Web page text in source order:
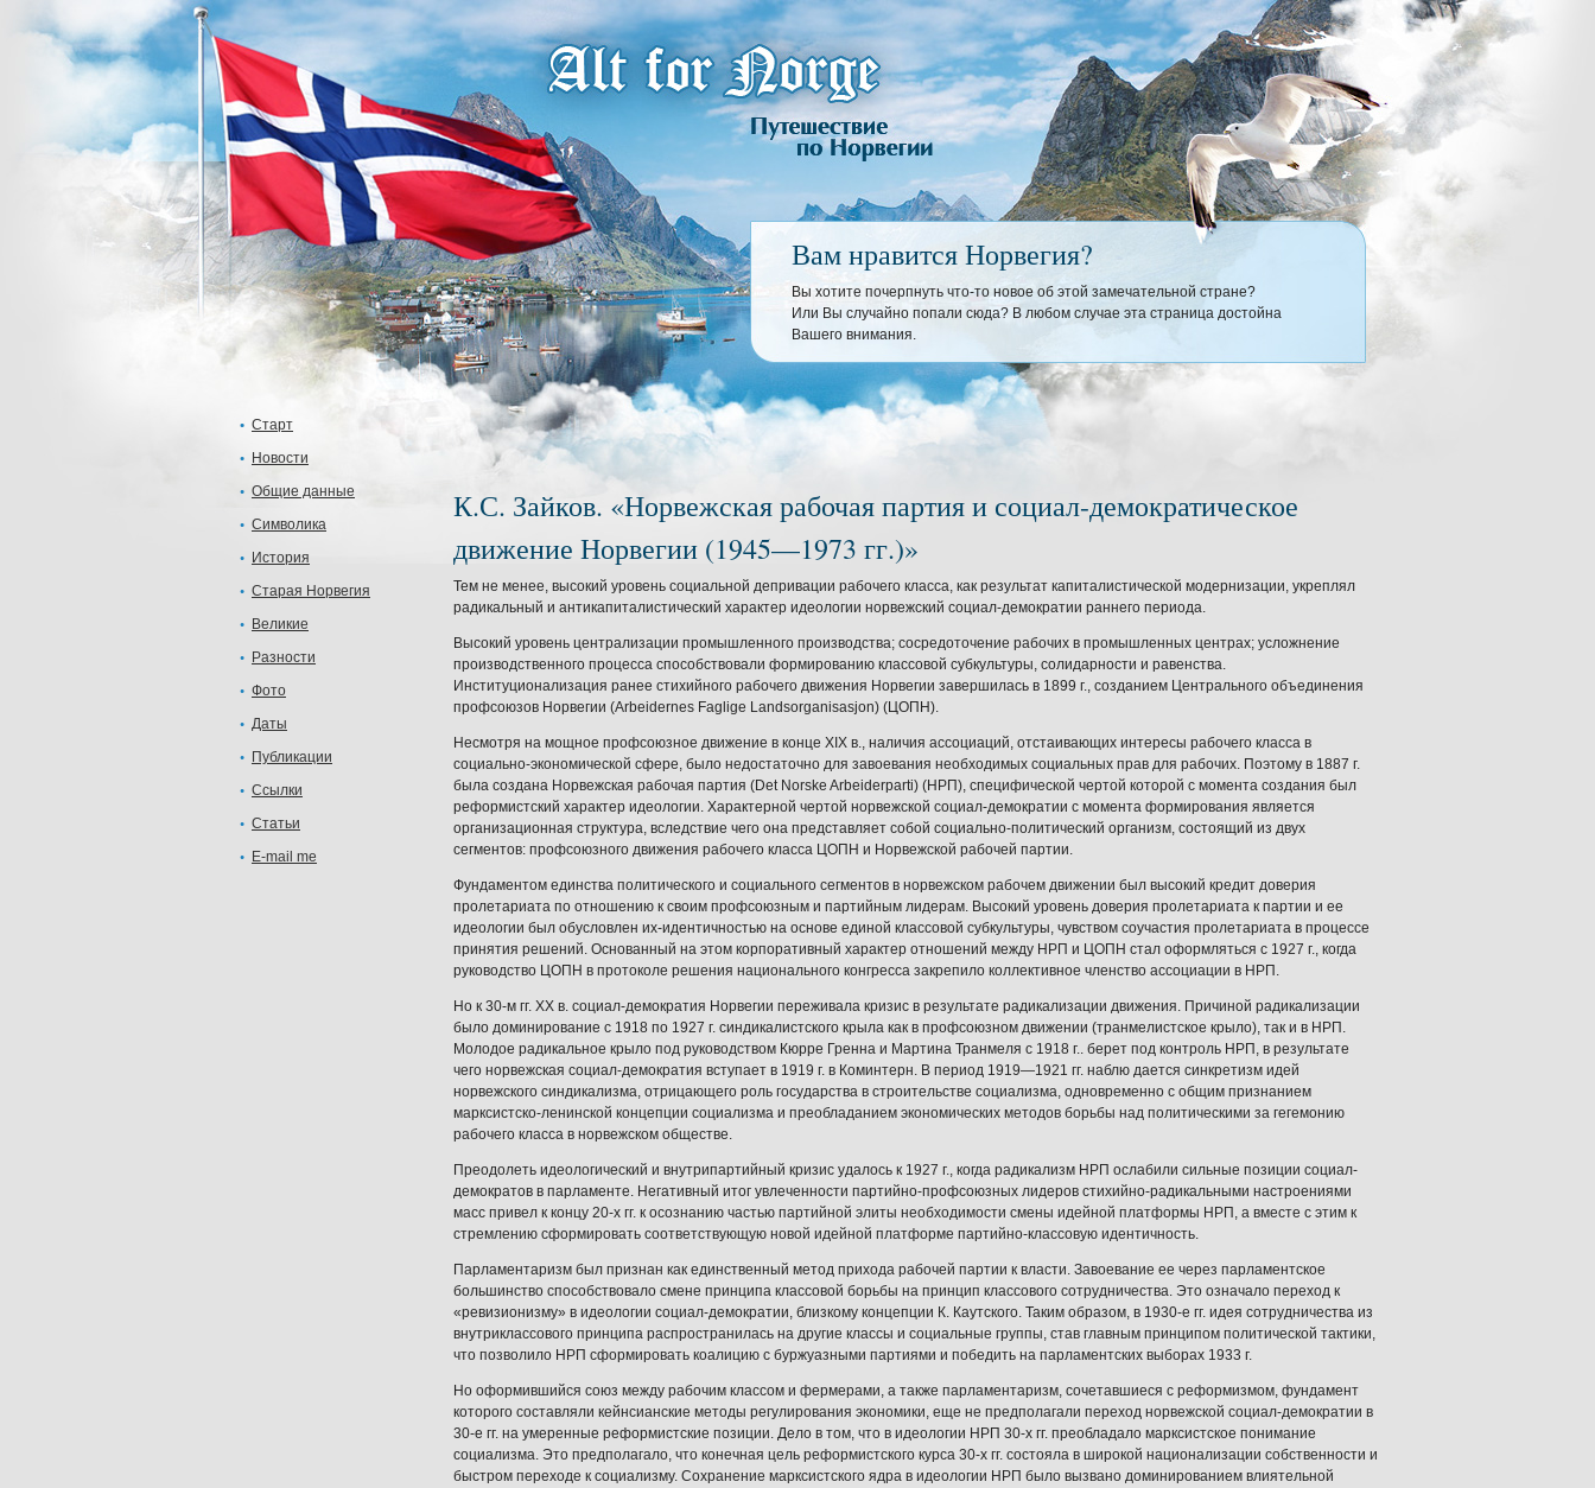
Вам нравится Норвегия?
Вы хотите почерпнуть что-то новое об этой замечательной стране?
Или Вы случайно попали сюда? В любом случае эта страница достойна
Вашего внимания.
Старт
Новости
Общие данные
Символика
История
Старая Норвегия
Великие
Разности
Фото
Даты
Публикации
Ссылки
Статьи
E-mail me
К.С. Зайков. «Норвежская рабочая партия и социал-демократическое
движение Норвегии (1945—1973 гг.)»
Тем не менее, высокий уровень социальной депривации рабочего класса, как результат капиталистической модернизации, укреплял
радикальный и антикапиталистический характер идеологии норвежский социал-демократии раннего периода.
Высокий уровень централизации промышленного производства; сосредоточение рабочих в промышленных центрах; усложнение
производственного процесса способствовали формированию классовой субкультуры, солидарности и равенства.
Институционализация ранее стихийного рабочего движения Норвегии завершилась в 1899 г., созданием Центрального объединения
профсоюзов Норвегии (Arbeidernes Faglige Landsorganisasjon) (ЦОПН).
Несмотря на мощное профсоюзное движение в конце XIX в., наличия ассоциаций, отстаивающих интересы рабочего класса в
социально-экономической сфере, было недостаточно для завоевания необходимых социальных прав для рабочих. Поэтому в 1887 г.
была создана Норвежская рабочая партия (Det Norske Arbeiderparti) (НРП), специфической чертой которой с момента создания был
реформистский характер идеологии. Характерной чертой норвежской социал-демократии с момента формирования является
организационная структура, вследствие чего она представляет собой социально-политический организм, состоящий из двух
сегментов: профсоюзного движения рабочего класса ЦОПН и Норвежской рабочей партии.
Фундаментом единства политического и социального сегментов в норвежском рабочем движении был высокий кредит доверия
пролетариата по отношению к своим профсоюзным и партийным лидерам. Высокий уровень доверия пролетариата к партии и ее
идеологии был обусловлен их-идентичностью на основе единой классовой субкультуры, чувством соучастия пролетариата в процессе
принятия решений. Основанный на этом корпоративный характер отношений между НРП и ЦОПН стал оформляться с 1927 г., когда
руководство ЦОПН в протоколе решения национального конгресса закрепило коллективное членство ассоциации в НРП.
Но к 30-м гг. XX в. социал-демократия Норвегии переживала кризис в результате радикализации движения. Причиной радикализации
было доминирование с 1918 по 1927 г. синдикалистского крыла как в профсоюзном движении (транмелистское крыло), так и в НРП.
Молодое радикальное крыло под руководством Кюрре Гренна и Мартина Транмеля с 1918 г.. берет под контроль НРП, в результате
чего норвежская социал-демократия вступает в 1919 г. в Коминтерн. В период 1919—1921 гг. наблю дается синкретизм идей
норвежского синдикализма, отрицающего роль государства в строительстве социализма, одновременно с общим признанием
марксистско-ленинской концепции социализма и преобладанием экономических методов борьбы над политическими за гегемонию
рабочего класса в норвежском обществе.
Преодолеть идеологический и внутрипартийный кризис удалось к 1927 г., когда радикализм НРП ослабили сильные позиции социал-
демократов в парламенте. Негативный итог увлеченности партийно-профсоюзных лидеров стихийно-радикальными настроениями
масс привел к концу 20-х гг. к осознанию частью партийной элиты необходимости смены идейной платформы НРП, а вместе с этим к
стремлению сформировать соответствующую новой идейной платформе партийно-классовую идентичность.
Парламентаризм был признан как единственный метод прихода рабочей партии к власти. Завоевание ее через парламентское
большинство способствовало смене принципа классовой борьбы на принцип классового сотрудничества. Это означало переход к
«ревизионизму» в идеологии социал-демократии, близкому концепции К. Каутского. Таким образом, в 1930-е гг. идея сотрудничества из
внутриклассового принципа распространилась на другие классы и социальные группы, став главным принципом политической тактики,
что позволило НРП сформировать коалицию с буржуазными партиями и победить на парламентских выборах 1933 г.
Но оформившийся союз между рабочим классом и фермерами, а также парламентаризм, сочетавшиеся с реформизмом, фундамент
которого составляли кейнсианские методы регулирования экономики, еще не предполагали переход норвежской социал-демократии в
30-е гг. на умеренные реформистские позиции. Дело в том, что в идеологии НРП 30-х гг. преобладало марксистское понимание
социализма. Это предполагало, что конечная цель реформистского курса 30-х гг. состояла в широкой национализации собственности и
быстром переходе к социализму. Сохранение марксистского ядра в идеологии НРП было вызвано доминированием влиятельной